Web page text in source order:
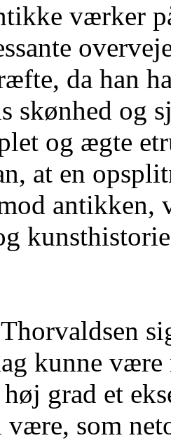
værker
da han
skønhed og
og ægte
at en
antikken,
kunne
grad et
være, som